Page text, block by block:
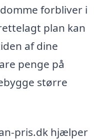
forbliver i
plan kan
af dine
penge på
større
pris.dk hjælper